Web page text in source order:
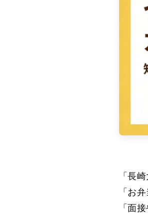
「長
「お
「面